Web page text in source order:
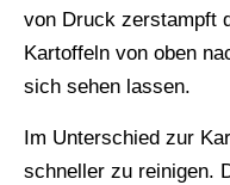
von Druck zerstampft
Kartoffeln von oben
sich sehen lassen.
Im Unterschied zur
schneller zu reinigen.